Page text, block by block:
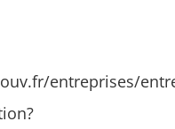
entreprises/